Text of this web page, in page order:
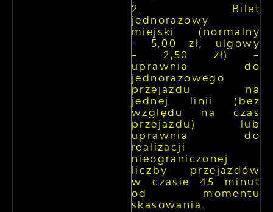
Bilet
jednorazowy
miejski (normalny
– 5,00 zł, ulgowy
– 2,50 zł) –
uprawnia do
jednorazowego
przejazdu na
jednej linii (bez
względu na czas
przejazdu) lub
uprawnia do
realizacji
nieograniczonej
liczby przejazdów
w czasie 45 minut
od momentu
skasowania.